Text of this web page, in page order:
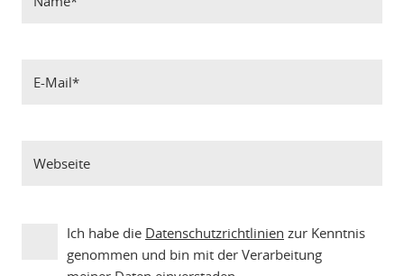
Ich habe die Datenschutzrichtlinien zur Kenntnis
genommen und bin mit der Verarbeitung